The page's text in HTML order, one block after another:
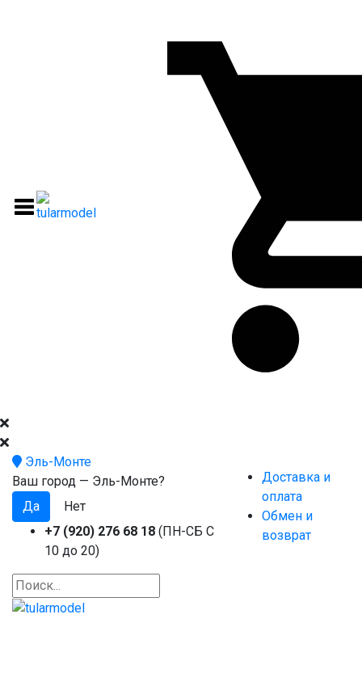
Эль-Монте
Ваш город — Эль-Монте?
+7 (920) 276 68 18 (ПН-СБ С
10 до 20)
Доставка и
оплата
Обмен и
возврат